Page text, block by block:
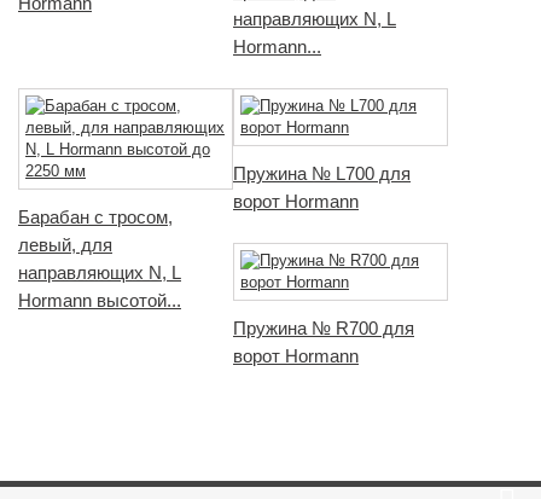
направляющих N, L
Hormann...
Барабан с тросом,
левый, для
направляющих N, L
Hormann высотой...
Пружина № L700 для
ворот Hormann
Пружина № R700 для
ворот Hormann